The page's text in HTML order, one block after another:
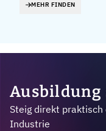
MEHR FINDEN
Ausbildung
Steig direkt
Industrie